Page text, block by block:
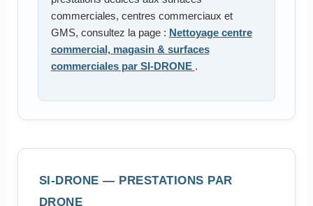
commerciales, centres commerciaux et
GMS, consultez la page : Nettoyage centre
commercial, magasin & surfaces
commerciales par SI-DRONE .
SI-DRONE — PRESTATIONS PAR
DRONE